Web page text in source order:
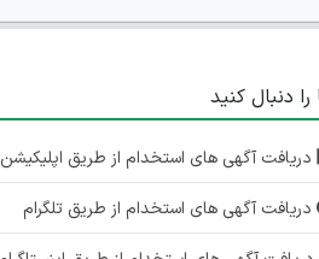
را دنبال کنید
دریافت آگهی های استخدام از طریق اپلیکیشن
دریافت آگهی های استخدام از طریق تلگرام